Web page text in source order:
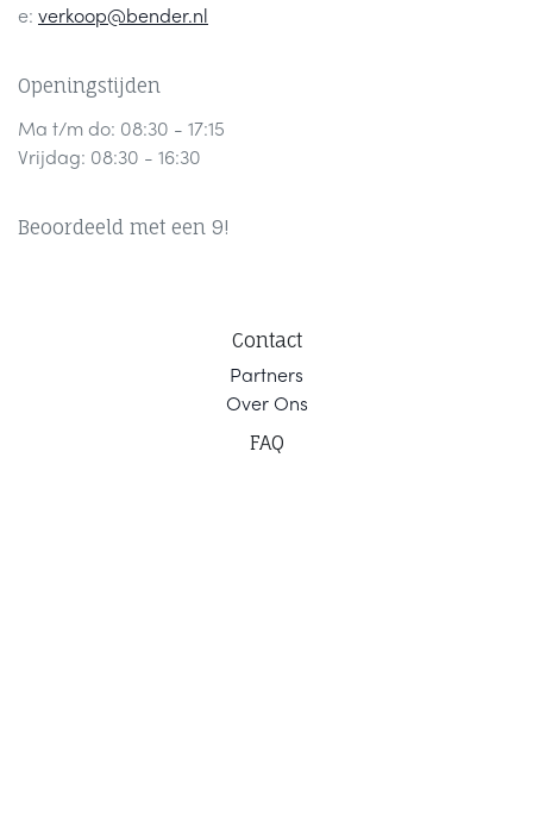
e: verkoop@bender.nl
Openingstijden
Ma t/m do: 08:30 - 17:15
Vrijdag: 08:30 - 16:30
Beoordeeld met een 9!
Contact
Partners
Over Ons
FAQ